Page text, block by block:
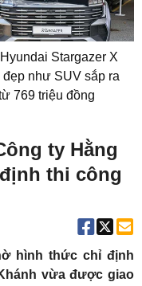
Hyundai Stargazer X
đẹp như SUV sắp ra
769 triệu đồng
ty Hằng
thi công
hình thức chỉ định
vừa được giao